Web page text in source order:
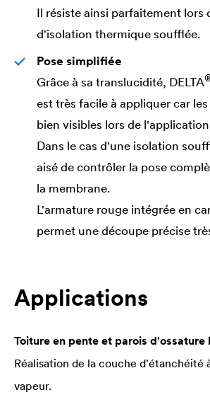
Il résiste ainsi parfaitement lors
d'isolation thermique soufflée.
Pose simplifiée
Grâce à sa translucidité, DELTA
est très facile à appliquer car
bien visibles lors de
Dans le cas d'une isolation
aisé de contrôler la pose
la membrane.
L'armature rouge intégrée en
permet une découpe précise
Applications
Toiture en pente et parois d'ossature
Réalisation de la couche d'étanchéité
vapeur.